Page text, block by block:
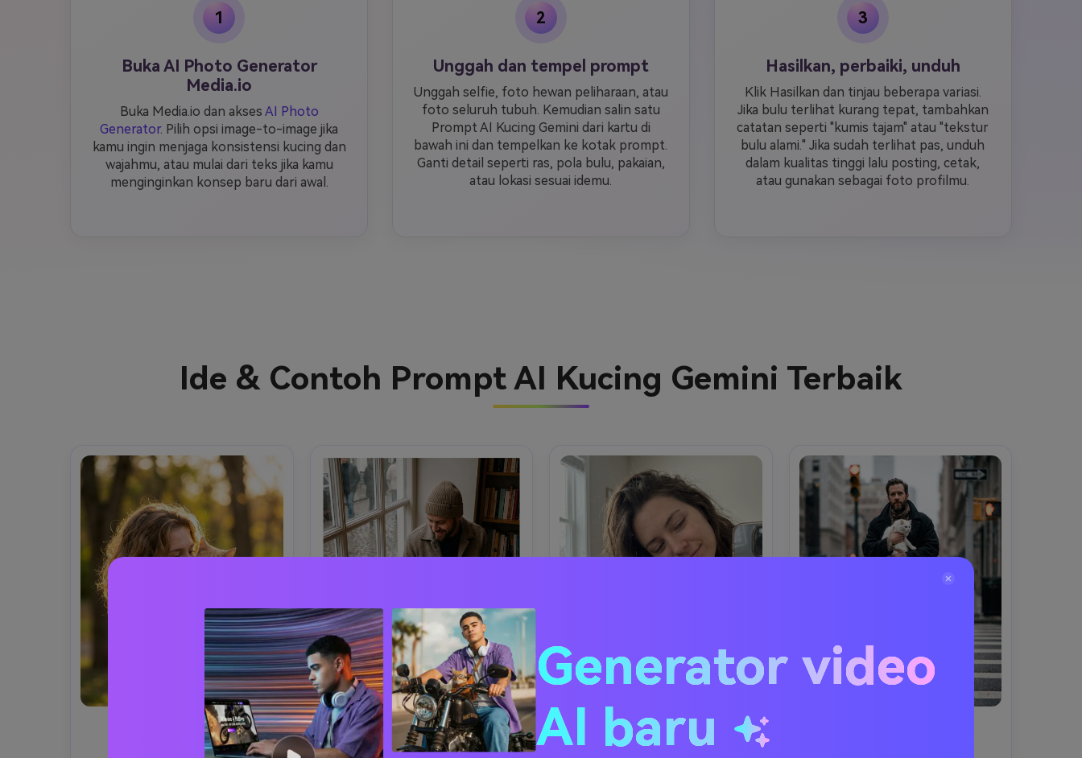
1
Buka AI Photo Generator
Media.io
Buka Media.io dan akses AI Photo
Generator. Pilih opsi image-to-image jika
kamu ingin menjaga konsistensi kucing dan
wajahmu, atau mulai dari teks jika kamu
menginginkan konsep baru dari awal.
2
Unggah dan tempel prompt
Unggah selfie, foto hewan peliharaan, atau
foto seluruh tubuh. Kemudian salin satu
Prompt AI Kucing Gemini dari kartu di
bawah ini dan tempelkan ke kotak prompt.
Ganti detail seperti ras, pola bulu, pakaian,
atau lokasi sesuai idemu.
3
Hasilkan, perbaiki, unduh
Klik Hasilkan dan tinjau beberapa variasi.
Jika bulu terlihat kurang tepat, tambahkan
catatan seperti "kumis tajam" atau "tekstur
bulu alami." Jika sudah terlihat pas, unduh
dalam kualitas tinggi lalu posting, cetak,
atau gunakan sebagai foto profilmu.
Ide & Contoh Prompt AI Kucing Gemini Terbaik
Pelukan Golden Hour
Seorang wanita muda
Tempat Duduk Jendela Kafe
Seorang pria stylish dan kucing
Selfie Kasur yang Nyaman
Selfie pagi close-up seorang wanita
Generator video
AI baru